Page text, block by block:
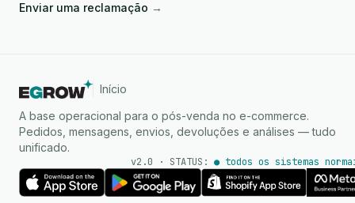
Enviar uma reclamação →
Início
A base operacional para o pós-venda no e-commerce.
Pedidos, mensagens, envios, devoluções e análises — tudo
unificado.
v2.0 · STATUS: ● todos os sistemas